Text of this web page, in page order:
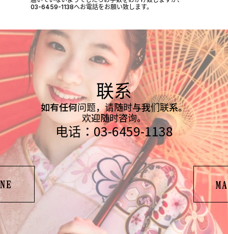
03-6459-1138へお電話をお願い致します。
联系
如有任何问题，请随时与我们联系。
欢迎随时咨询。
电话：03-6459-1138